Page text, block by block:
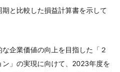
と比較した損益計算書を示して
企業価値の向上を目指した「２
ン」の実現に向けて、2023年度を